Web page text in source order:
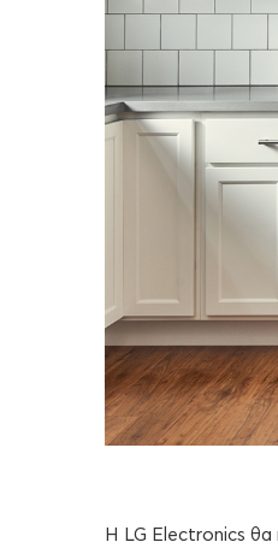
Η LG Electronics θα